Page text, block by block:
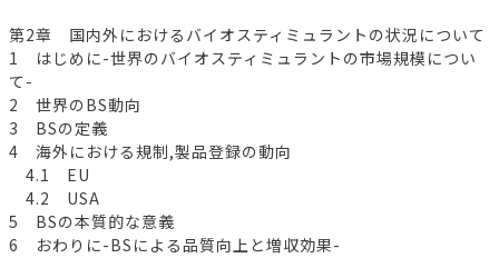
第2章 国内外におけるバイオスティミュラントの状況について
1 はじめに-世界のバイオスティミュラントの市場規模につい
て-
2 世界のBS動向
3 BSの定義
4 海外における規制,製品登録の動向
4.1 EU
4.2 USA
5 BSの本質的な意義
6 おわりに-BSによる品質向上と増収効果-